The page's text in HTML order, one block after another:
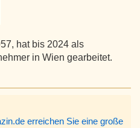
hat bis 2024 als
in Wien gearbeitet.
erreichen Sie eine große